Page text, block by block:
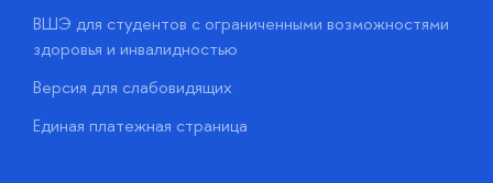
ВШЭ для студентов с ограниченными возможностями
здоровья и инвалидностью
Версия для слабовидящих
Единая платежная страница